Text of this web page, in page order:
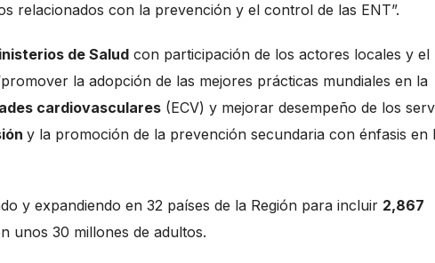
relacionados con la prevención y el control de las ENT”.
de Salud con participación de los actores locales y el
la adopción de las mejores prácticas mundiales en la
cardiovasculares (ECV) y mejorar desempeño de los
y la promoción de la prevención secundaria con énfasis en
y expandiendo en 32 países de la Región para incluir 2,867
unos 30 millones de adultos.